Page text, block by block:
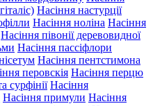
Насіння настурції
Насіння ноліна Насіння
Насіння півонії деревовидної
Насіння пассіфлори
Насіння пентстимона
перовскія Насіння перцю
сурфінії Насіння
Насіння примули Насіння